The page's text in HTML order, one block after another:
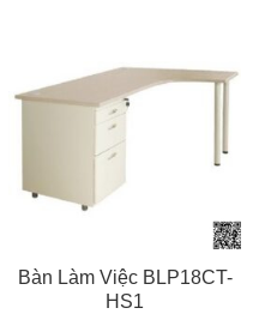
Bàn Làm Việc BLP18CT-
HS1